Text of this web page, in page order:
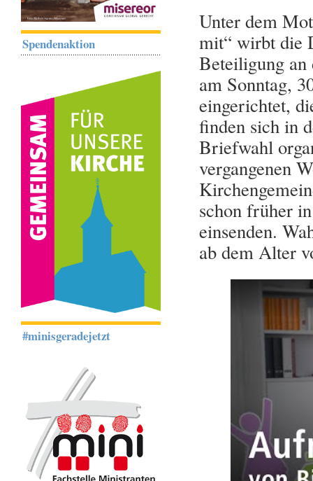
Unter dem
mit“ wirbt die
Beteiligung an
am Sonntag,
eingerichtet,
finden sich in
Briefwahl
vergangenen
schon früher
einsenden.
ab dem Alter
Spendenaktion
#minisgeradejetzt